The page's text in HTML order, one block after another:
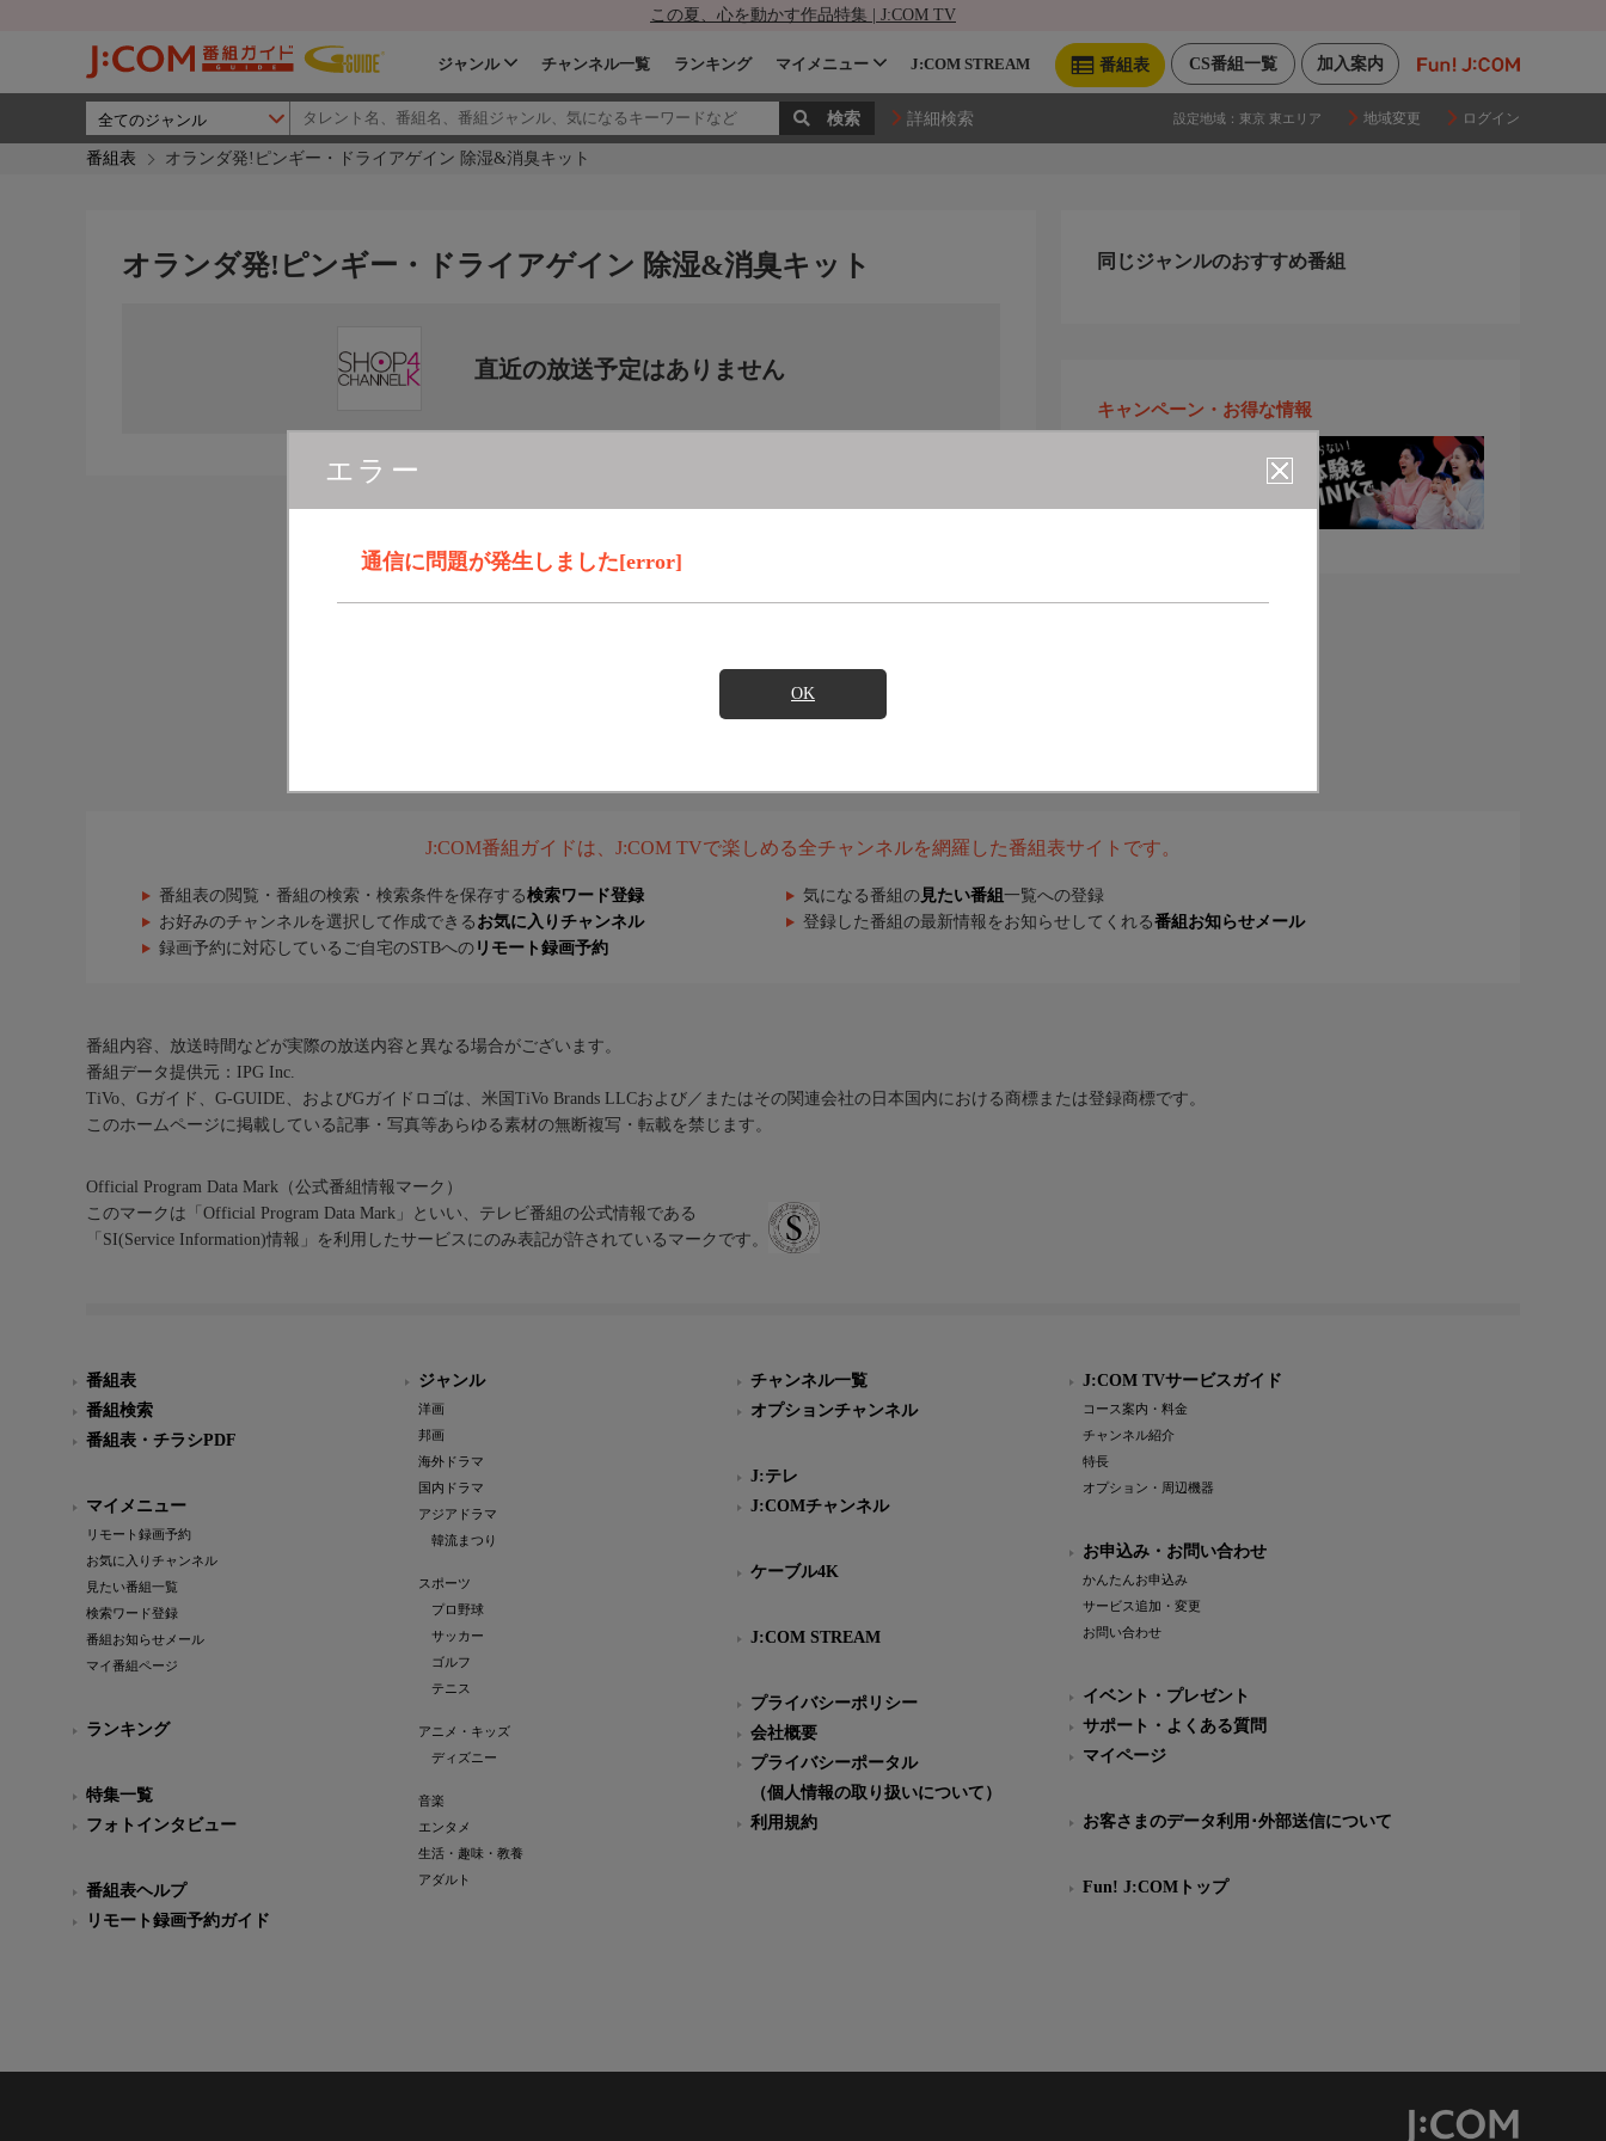
この夏、心を動かす作品特集 | J:COM TV
加入案内
CS番組一覧
番組表
ジャンル チャンネル一覧 ランキング マイメニュー J:COM STREAM
詳細検索 設定地域： 東京 東エリア 地域変更 ログイン
番組表 オランダ発!ピンギー・ドライアゲイン 除湿&消臭キット
エラー
通信に問題が発生しました[error]
OK
オランダ発!ピンギー・ドライアゲイン 除湿&消臭キット
直近の放送予定はありません
同じジャンルのおすすめ番組
キャンペーン・お得な情報
J:COM番組ガイドは、J:COM TVで楽しめる全チャンネルを網羅した番組表サイトです。
番組表の閲覧・番組の検索・検索条件を保存する検索ワード登録 気になる番組の 見たい番組 一覧への登録
お好みのチャンネルを選択して作成できる お気に入りチャンネル 登録した番組の最新情報をお知らせしてくれる番組お知らせメール
録画予約に対応しているご自宅のSTBへの リモート録画予約
番組内容、放送時間などが実際の放送内容と異なる場合がございます。
番組データ提供元：IPG Inc.
TiVo、Gガイド、G-GUIDE、およびGガイドロゴは、米国TiVo Brands LLCおよび／またはその関連会社の日本国内における商標または登録商標です。
このホームページに掲載している記事・写真等あらゆる素材の無断複写・転載を禁じます。
Official Program Data Mark（公式番組情報マーク）
このマークは「Official Program Data Mark」といい、テレビ番組の公式情報である
「SI(Service Information)情報」を利用したサービスにのみ表記が許されているマークです。
番組表
番組検索
番組表・チラシPDF
マイメニュー
リモート録画予約
お気に入りチャンネル
見たい番組一覧
検索ワード登録
番組お知らせメール
マイ番組ページ
ランキング
特集一覧
フォトインタビュー
番組表ヘルプ
リモート録画予約ガイド
ジャンル
洋画
邦画
海外ドラマ
国内ドラマ
アジアドラマ
韓流まつり
スポーツ
プロ野球
サッカー
ゴルフ
テニス
アニメ・キッズ
ディズニー
音楽
エンタメ
生活・趣味・教養
アダルト
チャンネル一覧
オプションチャンネル
J:テレ
J:COMチャンネル
ケーブル4K
J:COM STREAM
プライバシーポリシー
会社概要
プライバシーポータル
（個人情報の取り扱いについて）
利用規約
J:COM TVサービスガイド
コース案内・料金
チャンネル紹介
特長
オプション・周辺機器
お申込み・お問い合わせ
かんたんお申込み
サービス追加・変更
お問い合わせ
イベント・プレゼント
サポート・よくある質問
マイページ
お客さまのデータ利用･外部送信について
Fun! J:COMトップ